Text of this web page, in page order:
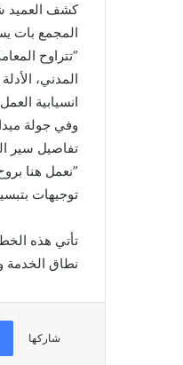
كشف العميد
المجمع بات
المدني،
​انسيابية
وفي جولة
تفاصيل سير
​”نعمل هنا
توجيهات
تأتي هذه
نطاق الخدمة
شاركها